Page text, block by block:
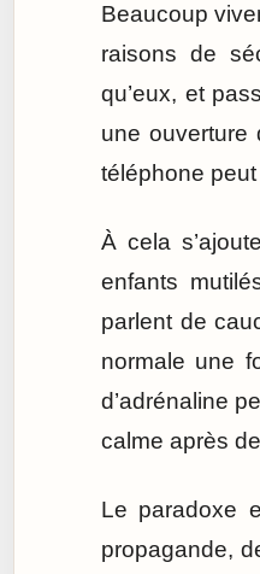
Beaucoup
raisons de
qu’eux, et
une ouverture
téléphone
À cela
enfants
parlent de
normale une
d’adrénaline
calme après
Le paradoxe
propagande,